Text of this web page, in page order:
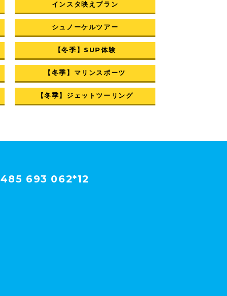
インスタ映えプラン
シュノーケルツアー
【冬季】SUP体験
【冬季】マリンスポーツ
【冬季】ジェットツーリング
485 693 062*12